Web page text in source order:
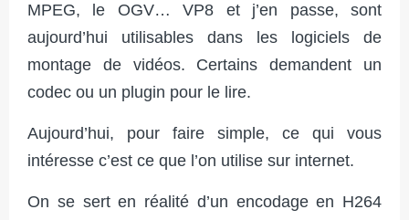
MPEG, le OGV… VP8 et j’en passe, sont
aujourd’hui utilisables dans les logiciels de
montage de vidéos. Certains demandent un
codec ou un plugin pour le lire.
Aujourd’hui, pour faire simple, ce qui vous
intéresse c’est ce que l’on utilise sur internet.
On se sert en réalité d’un encodage en H264